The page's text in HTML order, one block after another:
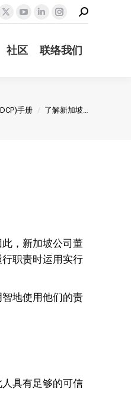
X
opens
YouTube
opens
Linkedin
opens
Instagram
opens
Search:
社区 联络我们
手册 了解新加坡…
，新加坡公司董
职责时运用实行
地使用他们的责
具有足够的可信